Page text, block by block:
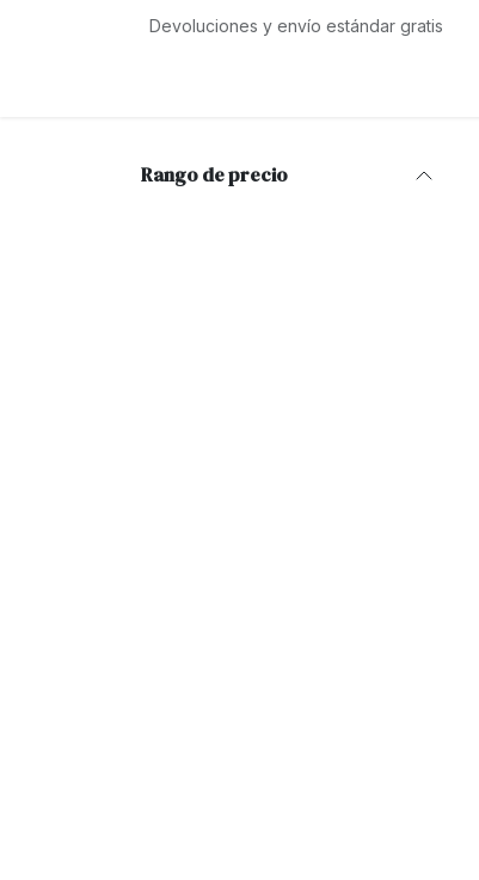
Devoluciones y envío estándar gratis
Rango de precio